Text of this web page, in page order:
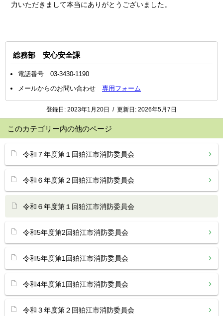
力いただきまして本当にありがとうございました。
総務部 安心安全課
電話番号 03-3430-1190
メールからのお問い合わせ 専用フォーム
登録日: 2023年1月20日 / 更新日: 2026年5月7日
このカテゴリー内の他のページ
令和７年度第１回狛江市消防委員会
令和６年度第２回狛江市消防委員会
令和６年度第１回狛江市消防委員会
令和5年度第2回狛江市消防委員会
令和5年度第1回狛江市消防委員会
令和4年度第1回狛江市消防委員会
令和３年度第２回狛江市消防委員会